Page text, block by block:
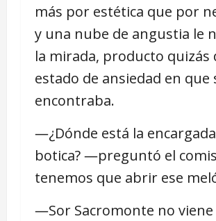
más por estética que por
y una nube de angustia le
la mirada, producto quizás
estado de ansiedad en que
encontraba.
―¿Dónde está la
botica? ―preguntó el
tenemos que abrir ese
―Sor Sacromonte no viene